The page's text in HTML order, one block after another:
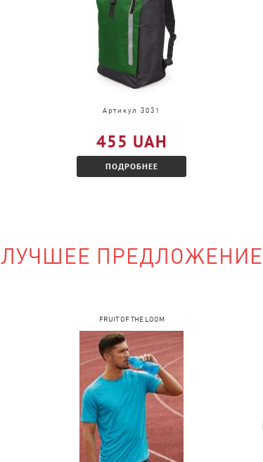
Артикул 3031
455 UAH
ПОДРОБНЕЕ
ЛУЧШЕЕ ПРЕДЛОЖЕНИЕ
FRUIT OF THE LOOM